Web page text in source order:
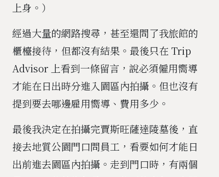
上身。）
經過大量的網路搜尋，甚至還問了我旅館的
櫃檯接待，但都沒有結果。最後只在 Trip
Advisor 上看到一條留言，說必須僱用嚮導
才能在日出時分進入園區內拍攝。但也沒有
提到要去哪邊雇用嚮導、費用多少。
最後我決定在拍攝完賈斯旺薩達陵墓後，直
接去地質公園門口問員工，看要如何才能日
出前進去園區內拍攝。走到門口時，有兩個